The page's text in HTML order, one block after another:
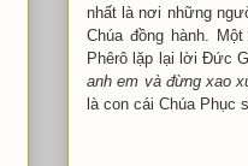
nhất là nơi những
Chúa đồng hành.
Phêrô lặp lại lời Đức
anh em và đừng xao
là con cái Chúa Phục